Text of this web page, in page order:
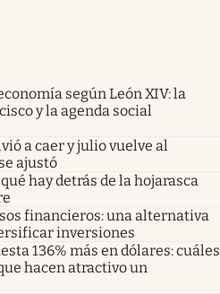
según León XIV: la
y la agenda social
a caer y julio vuelve al
ajustó
hay detrás de la hojarasca
financieros: una alternativa
inversiones
136% más en dólares: cuáles
hacen atractivo un